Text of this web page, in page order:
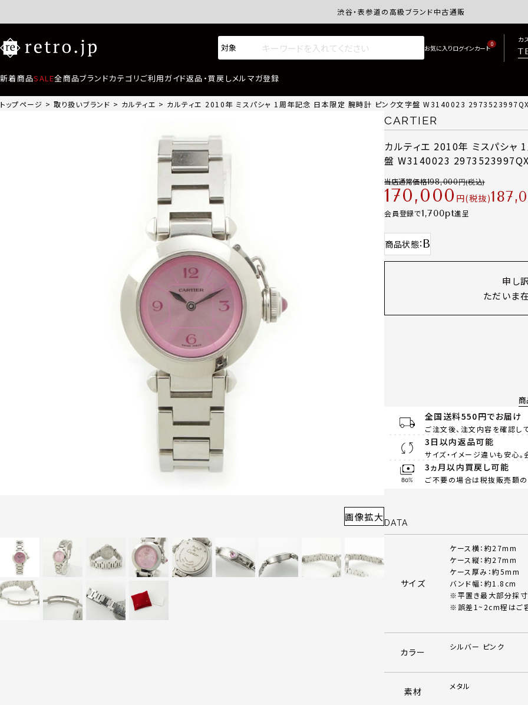
渋谷・表参道の高級ブランド中古通販サイトretro.jp商
0
カ
新着商品SALE全商品ブランドカテゴリ ご利用ガイド返品・買戻しメルマガ登録
トップページ 取り扱いブランド カルティエ カルティエ 2010年 ミスパシャ 1周年記念 日本限定 腕時計 ピンク文字盤 W3140023
画像拡大
CARTIER
カルティエ 2010年 ミスパシャ
盤 W3140023
当店通常価格198,000
170,000 税抜
会員登録で1,700 進呈
商品状態 B
申し
ただいま
全国送料550円でお届け
ご注文後、注文内容を確認し
3日以内返品可能
サイズ・イメージ違いも安心
3ヵ月以内買戻し可能
ご不要の場合は税抜販売額の
DATA
サイズ
ケース横：約27mm
ケース縦：約27mm
ケース厚み：約5mm
バンド幅：約1.8cm
※平置き最大部分採寸
※誤差1~2cm程はご
カラー シルバー ピンク
素材 メタル